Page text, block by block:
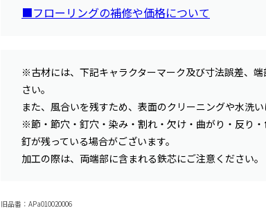
■フローリングの補修や価格について
※古材には、下記キャラクターマーク及び寸法誤差、
さい。
また、風合いを残すため、表面のクリーニングや水洗
※節・節穴・釘穴・染み・割れ・欠け・曲がり・反り
釘が残っている場合がございます。
加工の際は、両端部に含まれる鉄芯にご注意ください。
旧品番：APa010020006